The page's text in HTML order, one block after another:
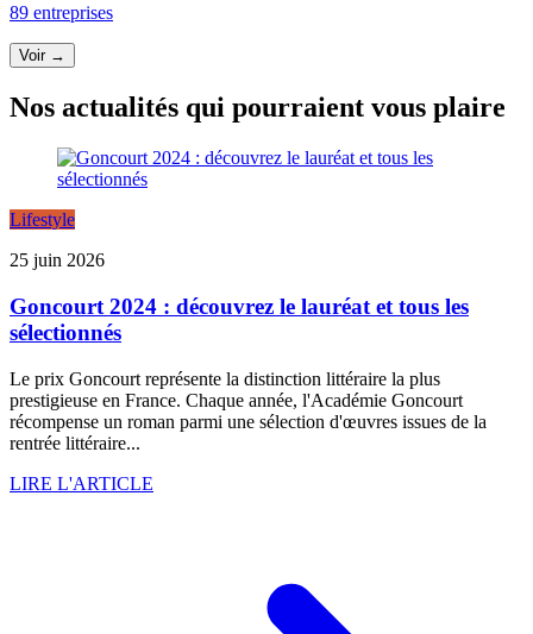
89 entreprises
Voir →
Nos actualités qui pourraient vous plaire
Lifestyle
25 juin 2026
Goncourt 2024 : découvrez le lauréat et tous les
sélectionnés
Le prix Goncourt représente la distinction littéraire la plus
prestigieuse en France. Chaque année, l'Académie Goncourt
récompense un roman parmi une sélection d'œuvres issues de la
rentrée littéraire...
LIRE L'ARTICLE